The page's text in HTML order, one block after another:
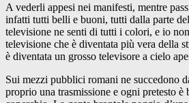
A vederli appesi nei manifesti, mentre
infatti tutti belli e buoni, tutti dalla parte
televisione ne senti di tutti i colori, e io
televisione che è diventata più vera della
è diventata un grosso televisore a cielo
Sui mezzi pubblici romani ne succedono
proprio una trasmissione e ogni pretesto è